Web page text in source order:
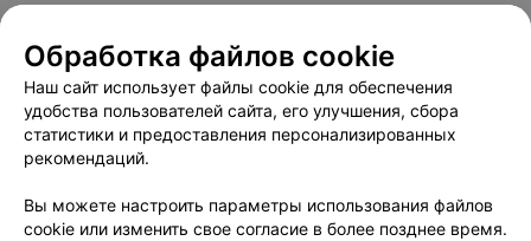
Пользовательское соглашение
Способы оплаты
Вакансии
Партнеры
Написать руководителю 103.by
Обработка персональных данных
Обработка файлов cookie
Наш сайт использует файлы cookie для обеспечения
удобства пользователей сайта, его улучшения, сбора
статистики и предоставления персонализированных
рекомендаций.
Вы можете настроить параметры использования файлов
cookie или изменить свое согласие в более позднее время.